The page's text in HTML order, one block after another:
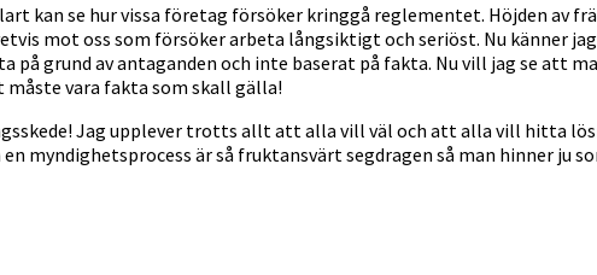
kan se hur vissa företag försöker kringgå reglementet. Höjden av
mot oss som försöker arbeta långsiktigt och seriöst. Nu känner
på grund av antaganden och inte baserat på fakta. Nu vill jag se att
måste vara fakta som skall gälla!
Jag upplever trotts allt att alla vill väl och att alla vill hitta
myndighetsprocess är så fruktansvärt segdragen så man hinner ju